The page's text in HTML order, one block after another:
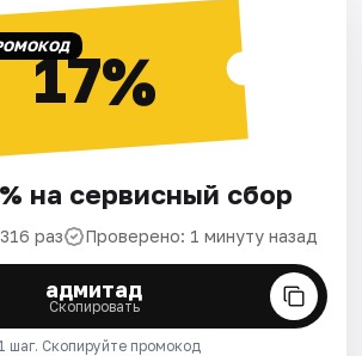
17%
на сервисный сбор
раз Проверено: 1 минуту назад
адмитад
Скопировать
шаг. Скопируйте промокод